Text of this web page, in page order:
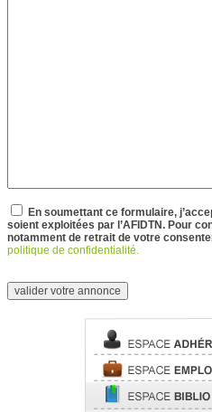
En soumettant ce formulaire,
soient exploitées par l’AFIDTN. Pour
notamment de retrait de votre
politique de confidentialité.